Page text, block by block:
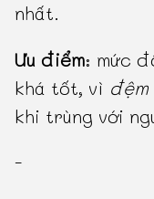
nhất.
Ưu điểm: mức
khá tốt, vì
khi trùng với
-